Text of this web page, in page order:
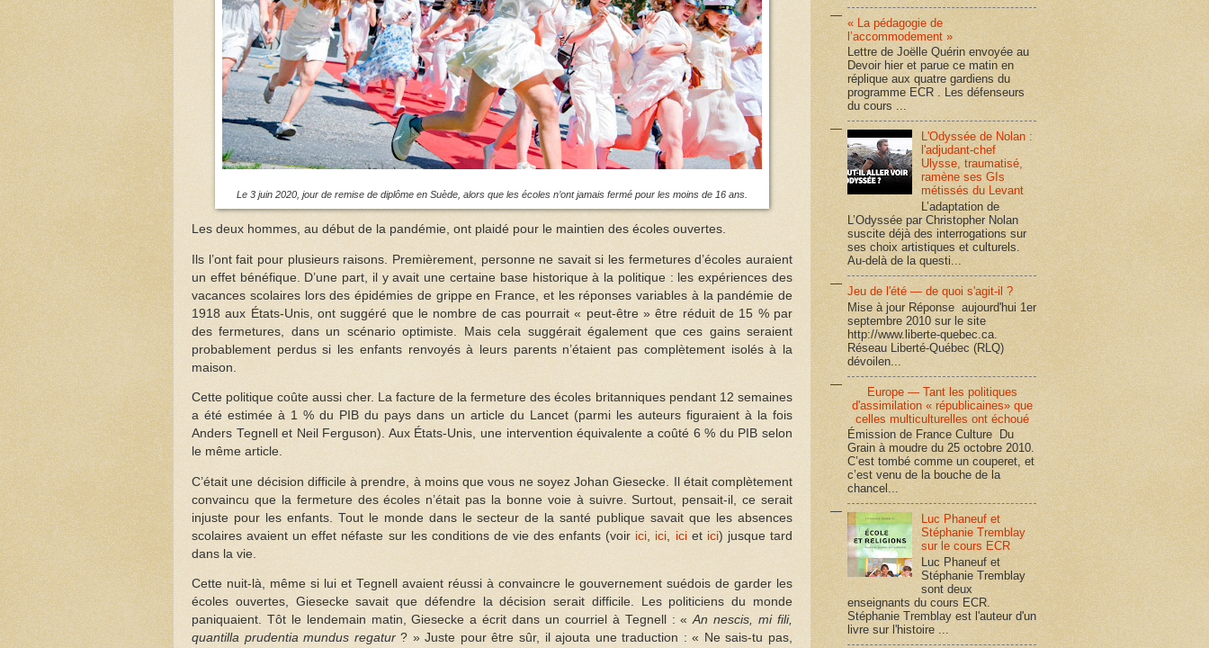
Le 3 juin 2020, jour de remise de diplôme en Suède, alors que les écoles n’ont jamais fermé pour les moins de 16 ans.
Les deux hommes, au début de la pandémie, ont plaidé pour le maintien des écoles ouvertes.
Ils l’ont fait pour plusieurs raisons. Premièrement, personne ne savait si les fermetures d’écoles auraient
un effet bénéfique. D’une part, il y avait une certaine base historique à la politique : les expériences des
vacances scolaires lors des épidémies de grippe en France, et les réponses variables à la pandémie de
1918 aux États-Unis, ont suggéré que le nombre de cas pourrait « peut-être » être réduit de 15 % par
des fermetures, dans un scénario optimiste. Mais cela suggérait également que ces gains seraient
probablement perdus si les enfants renvoyés à leurs parents n’étaient pas complètement isolés à la
maison.
Cette politique coûte aussi cher. La facture de la fermeture des écoles britanniques pendant 12 semaines
a été estimée à 1 % du PIB du pays dans un article du Lancet (parmi les auteurs figuraient à la fois
Anders Tegnell et Neil Ferguson). Aux États-Unis, une intervention équivalente a coûté 6 % du PIB selon
le même article.
C’était une décision difficile à prendre, à moins que vous ne soyez Johan Giesecke. Il était complètement
convaincu que la fermeture des écoles n’était pas la bonne voie à suivre. Surtout, pensait-il, ce serait
injuste pour les enfants. Tout le monde dans le secteur de la santé publique savait que les absences
scolaires avaient un effet néfaste sur les conditions de vie des enfants (voir ici ici ici et ici) jusque tard
dans la vie.
Cette nuit-là, même si lui et Tegnell avaient réussi à convaincre le gouvernement suédois de garder les
écoles ouvertes, Giesecke savait que défendre la décision serait difficile. Les politiciens du monde
paniquaient. Tôt le lendemain matin, Giesecke a écrit dans un courriel à Tegnell : «An nescis, mi fili,
quantilla prudentia mundus regatur? » Juste pour être sûr, il ajouta une traduction : « Ne sais-tu pas,
« La pédagogie de
l’accommodement »
Lettre de Joëlle Quérin envoyée au
Devoir hier et parue ce matin en
réplique aux quatre gardiens du
programme ECR . Les défenseurs
du cours ...
L'Odyssée de Nolan :
l'adjudant-chef
Ulysse, traumatisé,
ramène ses GIs
métissés du Levant
L’adaptation de
L’Odyssée par Christopher Nolan
suscite déjà des interrogations sur
ses choix artistiques et culturels.
Au-delà de la questi...
Jeu de l'été — de quoi s'agit-il ?
Mise à jour Réponse aujourd'hui 1er
septembre 2010 sur le site
http://www.liberte-quebec.ca.
Réseau Liberté-Québec (RLQ)
dévoilen...
Europe — Tant les politiques
d'assimilation « républicaines» que
celles multiculturelles ont échoué
Émission de France Culture Du
Grain à moudre du 25 octobre 2010.
C’est tombé comme un couperet, et
c’est venu de la bouche de la
chancel...
Luc Phaneuf et
Stéphanie Tremblay
sur le cours ECR
Luc Phaneuf et
Stéphanie Tremblay
sont deux
enseignants du cours ECR.
Stéphanie Tremblay est l'auteur d'un
livre sur l'histoire ...